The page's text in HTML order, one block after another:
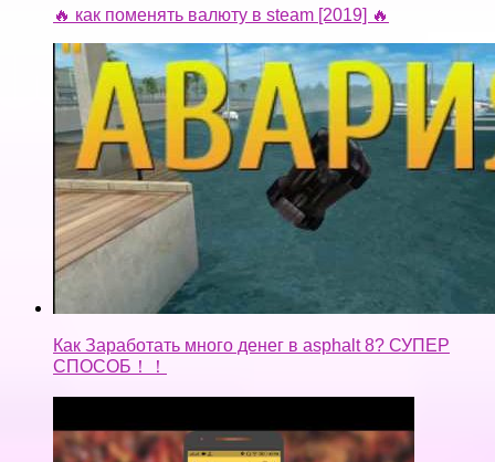
🔥 как поменять валюту в steam [2019] 🔥
Как Заработать много денег в asphalt 8? СУПЕР
СПОСОБ！！